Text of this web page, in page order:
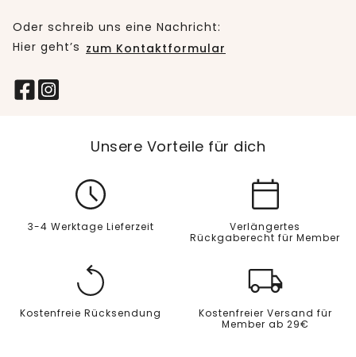
Oder schreib uns eine Nachricht:
Hier geht’s zum Kontaktformular
Unsere Vorteile für dich
3-4 Werktage Lieferzeit
Verlängertes
Rückgaberecht für Member
Kostenfreie Rücksendung
Kostenfreier Versand für
Member ab 29€